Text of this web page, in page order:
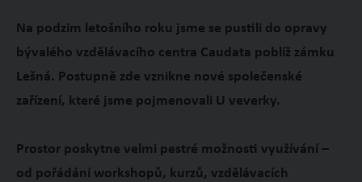
Na podzim letošního roku jsme se pustili do opravy
bývalého vzdělávacího centra Caudata poblíž zámku
Lešná. Postupně zde vznikne nové společenské
zařízení, které jsme pojmenovali U veverky.
Prostor poskytne velmi pestré možnosti využívání –
od pořádání workshopů, kurzů, vzdělávacích